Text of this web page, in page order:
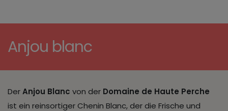
Anjou blanc
DerAnjou Blanc von der Domaine de Haute Perche
ist ein reinsortiger Chenin Blanc, der die Frische und